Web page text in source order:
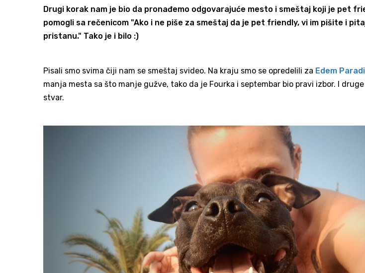
Drugi korak nam je bio da pronađemo odgovarajuće mesto i smeštaj koji je pet
pomogli sa rečenicom "Ako i ne piše za smeštaj da je pet friendly, vi im pišite i
pristanu." Tako je i bilo :)
Pisali smo svima čiji nam se smeštaj svideo. Na kraju smo se opredelili za Edem
manja mesta sa što manje gužve, tako da je Fourka i septembar bio pravi izbor. I
stvar.